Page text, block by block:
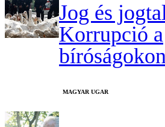
Jog és
Korrupció a
MAGYAR UGAR